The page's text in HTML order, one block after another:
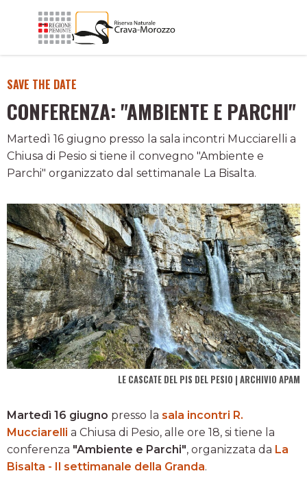
SAVE THE DATE
CONFERENZA: "AMBIENTE E PARCHI"
Martedì 16 giugno presso la sala incontri Mucciarelli a
Chiusa di Pesio si tiene il convegno "Ambiente e
Parchi" organizzato dal settimanale La Bisalta.
LE CASCATE DEL PIS DEL PESIO | ARCHIVIO APAM
Martedì 16 giugno presso la sala incontri R.
Mucciarelli a Chiusa di Pesio, alle ore 18, si tiene la
conferenza "Ambiente e Parchi", organizzata da La
Bisalta - Il settimanale della Granda.